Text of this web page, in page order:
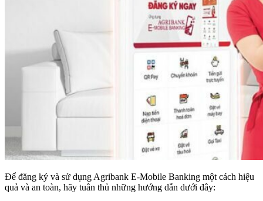
Để đăng ký và sử dụng Agribank E-Mobile Banking một cách hiệu
quả và an toàn, hãy tuân thủ những hướng dẫn dưới đây: